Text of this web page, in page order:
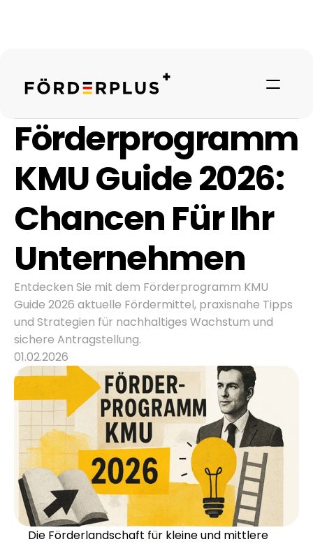
Über uns
Karriere
Wissen
Mehr erfahren
Referenzen
Über uns
Karriere
Förderprogramm
KMU Guide 2026:
Chancen Für Ihr
Unternehmen
Entdecken Sie mit dem Förderprogramm KMU
Guide 2026 aktuelle Fördermittel, praxisnahe Tipps
und Strategien für nachhaltiges Wachstum und
sichere Antragstellung.
01.02.2026
Die Förderlandschaft für kleine und mittlere